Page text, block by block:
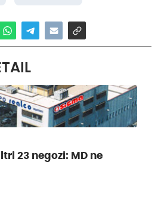
23 negozi: MD ne